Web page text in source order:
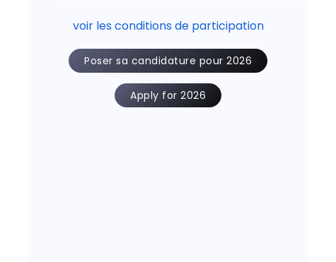
voir les conditions de participation
Poser sa candidature pour 2026
Apply for 2026